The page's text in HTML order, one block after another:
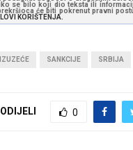
se bilo koji dio teksta ili
će biti pokrenut pravni
KORIŠTENJA.
IZUZEĆE SANKCIJE SRBIJA
0